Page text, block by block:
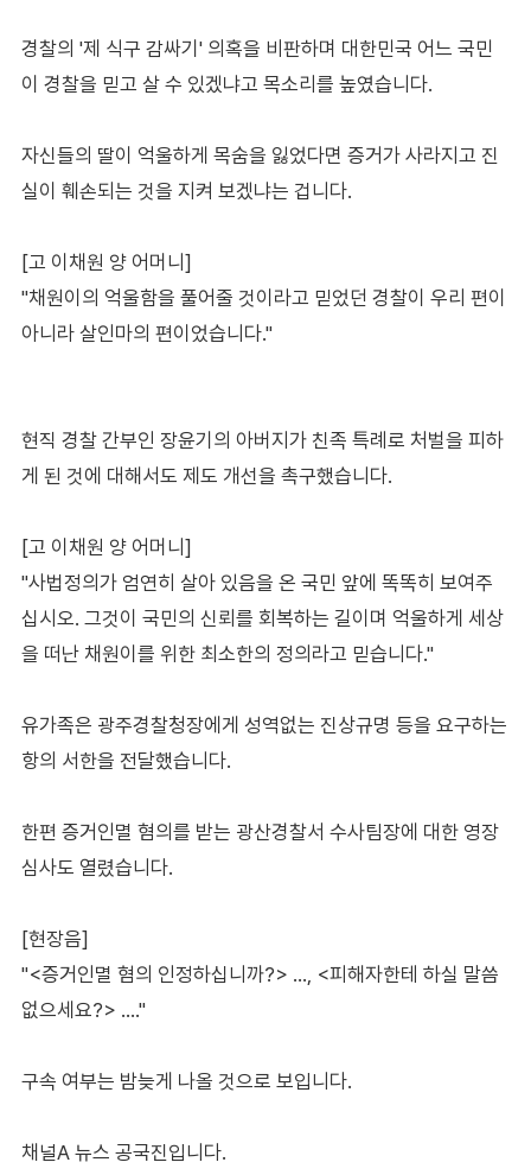
경찰의 '제 식구 감싸기' 의혹을 비판하며 대한민국 어느 국민
이 경찰을 믿고 살 수 있겠냐고 목소리를 높였습니다.
자신들의 딸이 억울하게 목숨을 잃었다면 증거가 사라지고 진
실이 훼손되는 것을 지켜 보겠냐는 겁니다.
[고 이채원 양 어머니]
"채원이의 억울함을 풀어줄 것이라고 믿었던 경찰이 우리 편이
아니라 살인마의 편이었습니다."
현직 경찰 간부인 장윤기의 아버지가 친족 특례로 처벌을 피하
게 된 것에 대해서도 제도 개선을 촉구했습니다.
[고 이채원 양 어머니]
"사법정의가 엄연히 살아 있음을 온 국민 앞에 똑똑히 보여주
십시오. 그것이 국민의 신뢰를 회복하는 길이며 억울하게 세상
을 떠난 채원이를 위한 최소한의 정의라고 믿습니다."
유가족은 광주경찰청장에게 성역없는 진상규명 등을 요구하는
항의 서한을 전달했습니다.
한편 증거인멸 혐의를 받는 광산경찰서 수사팀장에 대한 영장
심사도 열렸습니다.
[현장음]
"<증거인멸 혐의 인정하십니까?> …, <피해자한테 하실 말씀
없으세요?> …."
구속 여부는 밤늦게 나올 것으로 보입니다.
채널A 뉴스 공국진입니다.